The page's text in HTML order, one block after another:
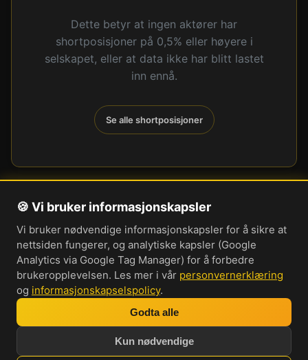
Dette betyr at ingen aktører har
shortposisjoner på 0,5% eller høyere i
selskapet, eller at data ikke har blitt lastet
inn ennå.
Se alle shortposisjoner
Om oss
Personvernerklæring
Informasjonskapsler
Brukervilkår
Cookie-innstillinger
Investorprat 2026. Norsk forum og
🍪 Vi bruker informasjonskapsler
Vi bruker nødvendige informasjonskapsler for å sikre at
nettsiden fungerer, og analytiske kapsler (Google
Analytics via Google Tag Manager) for å forbedre
brukeropplevelsen. Les mer i vår personvernerklæring
og informasjonskapselspolicy.
Godta alle
Kun nødvendige